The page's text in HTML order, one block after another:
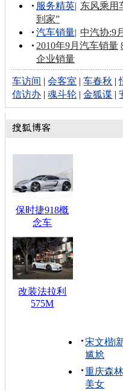
服务精英| 东风乘用
到家”
汽车销量| 中汽协:9
2010年9月汽车销量
企业销量
车访间 |会客室 |车春秋 |
信访办 |魂斗轮 |金狐谍 |
保时捷918概
念车
改装法拉利
575M
宋文楷|
尴尬
重庆森林
美女